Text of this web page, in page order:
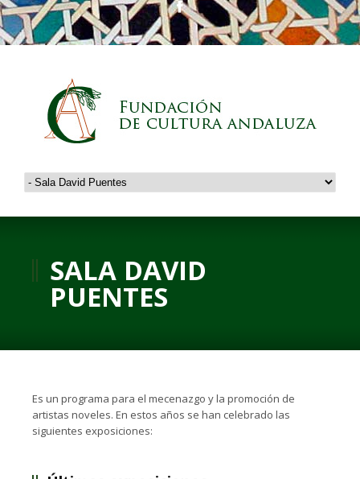
SALA DAVID
PUENTES
Es un programa para el mecenazgo y la promoción de
artistas noveles. En estos años se han celebrado las
siguientes exposiciones: